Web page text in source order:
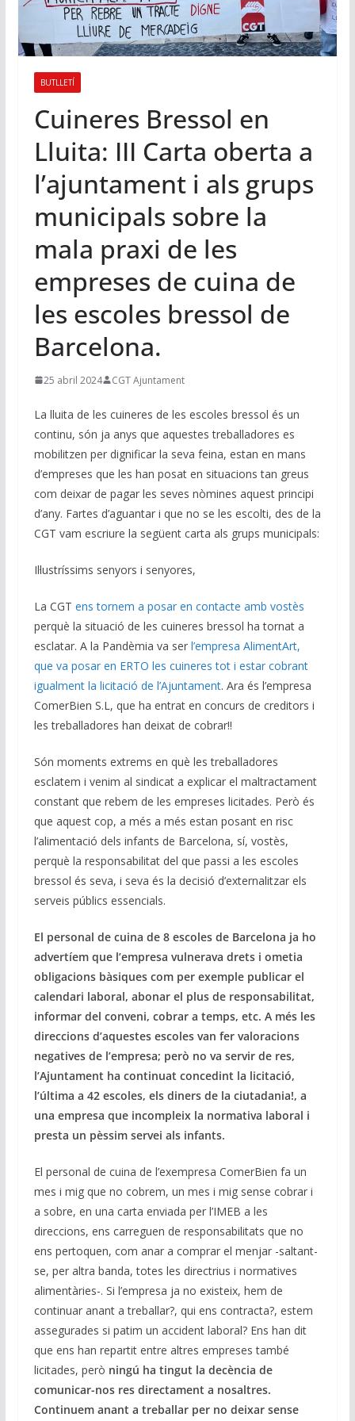
BUTLLETÍ
Cuineres Bressol en
Lluita: III Carta oberta a
l’ajuntament i als grups
municipals sobre la
mala praxi de les
empreses de cuina de
les escoles bressol de
Barcelona.
25 abril 2024 CGT Ajuntament
La lluita de les cuineres de les escoles bressol és un
continu, són ja anys que aquestes treballadores es
mobilitzen per dignificar la seva feina, estan en mans
d’empreses que les han posat en situacions tan greus
com deixar de pagar les seves nòmines aquest principi
d’any. Fartes d’aguantar i que no se les escolti, des de la
CGT vam escriure la següent carta als grups municipals:
Il·lustríssims senyors i senyores,
La CGT ens tornem a posar en contacte amb vostès
perquè la situació de les cuineres bressol ha tornat a
esclatar. A la Pandèmia va serl’empresa AlimentArt,
que va posar en ERTO les cuineres tot i estar cobrant
igualment la licitació de l’Ajuntament. Ara és l’empresa
ComerBien S.L, que ha entrat en concurs de creditors i
les treballadores han deixat de cobrar!!
Són moments extrems en què les treballadores
esclatem i venim al sindicat a explicar el maltractament
constant que rebem de les empreses licitades. Però és
que aquest cop, a més a més estan posant en risc
l’alimentació dels infants de Barcelona, sí, vostès,
perquè la responsabilitat del que passi a les escoles
bressol és seva, i seva és la decisió d’externalitzar els
serveis públics essencials.
El personal de cuina de 8 escoles de Barcelona ja ho
advertíem que l’empresa vulnerava drets i ometia
obligacions bàsiques com per exemple publicar el
calendari laboral, abonar el plus de responsabilitat,
informar del conveni, cobrar a temps, etc. A més les
direccions d’aquestes escoles van fer valoracions
negatives de l’empresa; però no va servir de res,
l’Ajuntament ha continuat concedint la licitació,
l’última a 42 escoles, els diners de la ciutadania!, a
una empresa que incompleix la normativa laboral i
presta un pèssim servei als infants.
El personal de cuina de l’exempresa ComerBien fa un
mes i mig que no cobrem, un mes i mig sense cobrar i
a sobre, en una carta enviada per l’IMEB a les
direccions, ens carreguen de responsabilitats que no
ens pertoquen, com anar a comprar el menjar -saltant-
se, per altra banda, totes les directrius i normatives
alimentàries-. Si l’empresa ja no existeix, hem de
continuar anant a treballar?, qui ens contracta?, estem
assegurades si patim un accident laboral? Ens han dit
que ens han repartit entre altres empreses també
licitades, però ningú ha tingut la decència de
comunicar-nos res directament a nosaltres.
Continuem anant a treballar per no deixar sense